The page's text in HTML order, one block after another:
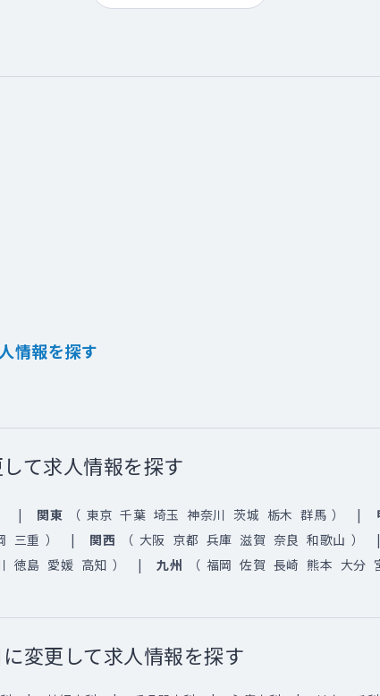
情報を探す
て求人情報を探す
関東 （ 東京 千葉 埼玉 神奈川 茨城 栃木 群馬 ）
三重 ） 関西 （ 大阪 京都 兵庫 滋賀 奈良 和歌山 ）
徳島 愛媛 高知 ） 九州 （ 福岡 佐賀 長崎 熊本 大分
変更して求人情報を探す